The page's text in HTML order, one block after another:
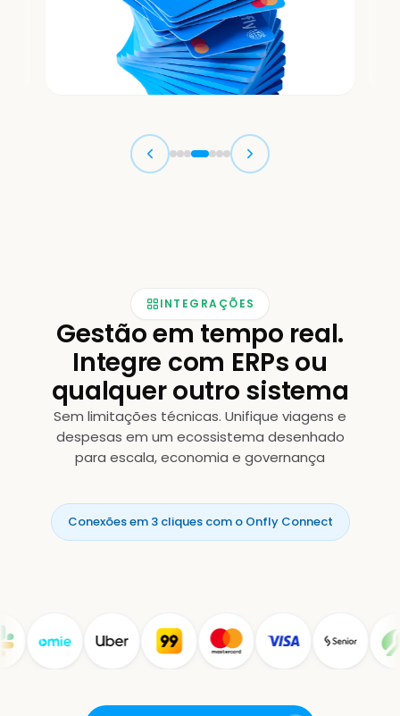
INTEGRAÇÕES
Gestão em tempo real.
Integre com ERPs ou
qualquer outro sistema
Sem limitações técnicas. Unifique viagens e
despesas em um ecossistema desenhado
para escala, economia e governança
Conexões em 3 cliques com o Onfly Connect